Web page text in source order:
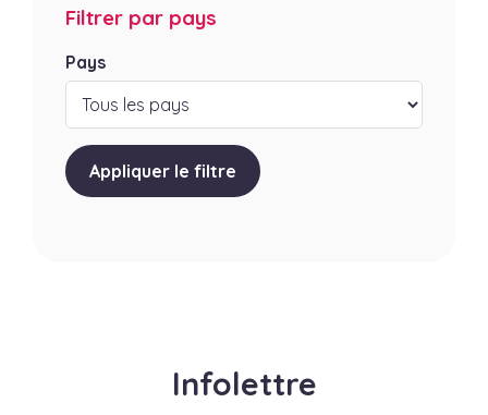
Filtrer par pays
Pays
Appliquer le filtre
Infolettre